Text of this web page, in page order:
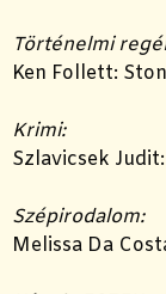
Történelmi
Ken Follett:
Krimi:
Szlavicsek
Szépirodalom:
Melissa Da